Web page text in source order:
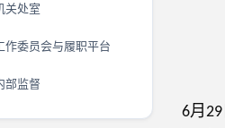
关处室
作委员会与履职平台
部监督
6月 29